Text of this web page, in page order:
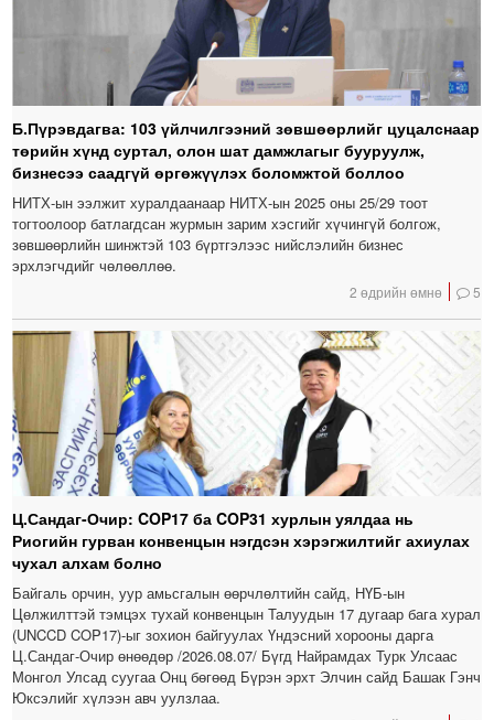
Б.Пүрэвдагва: 103 үйлчилгээний зөвшөөрлийг цуцалснаар
төрийн хүнд суртал, олон шат дамжлагыг бууруулж,
бизнесээ саадгүй өргөжүүлэх боломжтой боллоо
НИТХ-ын ээлжит хуралдаанаар НИТХ-ын 2025 оны 25/29 тоот
тогтоолоор батлагдсан журмын зарим хэсгийг хүчингүй болгож,
зөвшөөрлийн шинжтэй 103 бүртгэлээс нийслэлийн бизнес
эрхлэгчдийг чөлөөллөө.
2 өдрийн өмнө 5
Ц.Сандаг-Очир: COP17 ба COP31 хурлын уялдаа нь
Риогийн гурван конвенцын нэгдсэн хэрэгжилтийг ахиулах
чухал алхам болно
Байгаль орчин, уур амьсгалын өөрчлөлтийн сайд, НҮБ-ын
Цөлжилттэй тэмцэх тухай конвенцын Талуудын 17 дугаар бага хурал
(UNCCD COP17)-ыг зохион байгуулах Үндэсний хорооны дарга
Ц.Сандаг-Очир өнөөдөр /2026.08.07/ Бүгд Найрамдах Турк Улсаас
Монгол Улсад суугаа Онц бөгөөд Бүрэн эрхт Элчин сайд Башак Гэнч
Юксэлийг хүлээн авч уулзлаа.